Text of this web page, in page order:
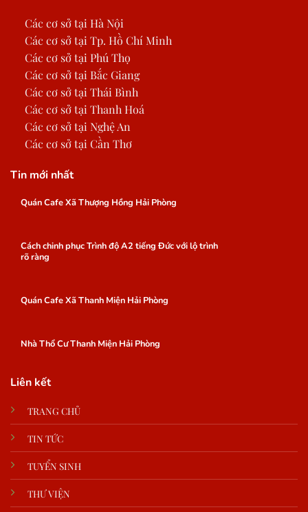
Các cơ sở tại Hà Nội
Các cơ sở tại Tp. Hồ Chí Minh
Các cơ sở tại Phú Thọ
Các cơ sở tại Bắc Giang
Các cơ sở tại Thái Bình
Các cơ sở tại Thanh Hoá
Các cơ sở tại Nghệ An
Các cơ sở tại Cần Thơ
Tin mới nhất
Quán Cafe Xã Thượng Hồng Hải Phòng
Cách chinh phục Trình độ A2 tiếng Đức với lộ trình
rõ ràng
Quán Cafe Xã Thanh Miện Hải Phòng
Nhà Thổ Cư Thanh Miện Hải Phòng
Liên kết
TRANG CHỦ
TIN TỨC
TUYỂN SINH
THƯ VIỆN